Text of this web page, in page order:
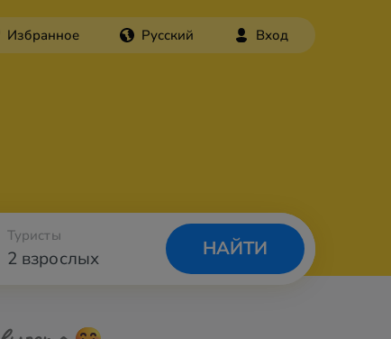
Избранное Русский Вход
2 взрослых
Туристы
НАЙТИ